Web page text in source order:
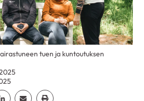
tuen ja kuntoutuksen
Linkedin
Jaa EmailJaa Print